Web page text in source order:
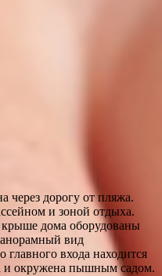
через дорогу от пляжа.
и зоной отдыха.
дома оборудованы
вид
главного входа находится
и окружена пышным садом.